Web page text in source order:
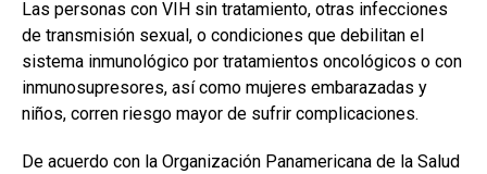
Las personas con VIH sin tratamiento, otras infecciones
de transmisión sexual, o condiciones que debilitan el
sistema inmunológico por tratamientos oncológicos o con
inmunosupresores, así como mujeres embarazadas y
niños, corren riesgo mayor de sufrir complicaciones.
De acuerdo con la Organización Panamericana de la Salud